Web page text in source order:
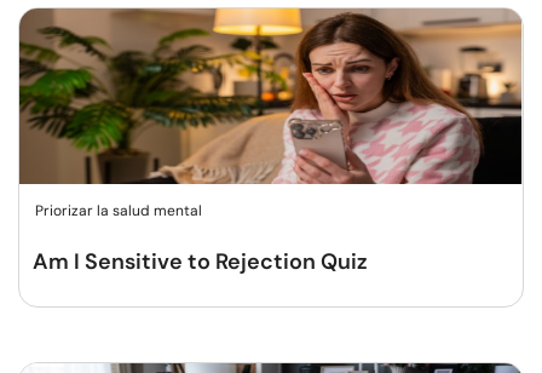
Priorizar la salud mental
Am I Sensitive to Rejection Quiz